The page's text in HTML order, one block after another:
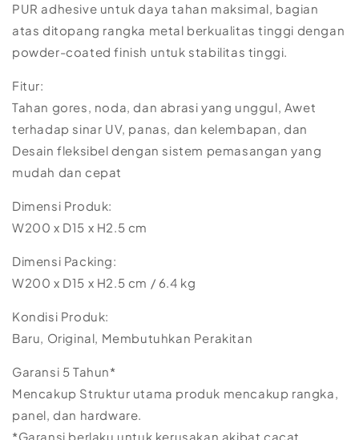
PUR adhesive untuk daya tahan maksimal, bagian
atas ditopang rangka metal berkualitas tinggi dengan
powder-coated finish untuk stabilitas tinggi.
Fitur:
Tahan gores, noda, dan abrasi yang unggul, Awet
terhadap sinar UV, panas, dan kelembapan, dan
Desain fleksibel dengan sistem pemasangan yang
mudah dan cepat
Dimensi Produk:
W200 x D15 x H2.5 cm
Dimensi Packing:
W200 x D15 x H2.5 cm / 6.4 kg
Kondisi Produk:
Baru, Original, Membutuhkan Perakitan
Garansi 5 Tahun*
Mencakup Struktur utama produk mencakup rangka,
panel, dan hardware.
*Garansi berlaku untuk kerusakan akibat cacat